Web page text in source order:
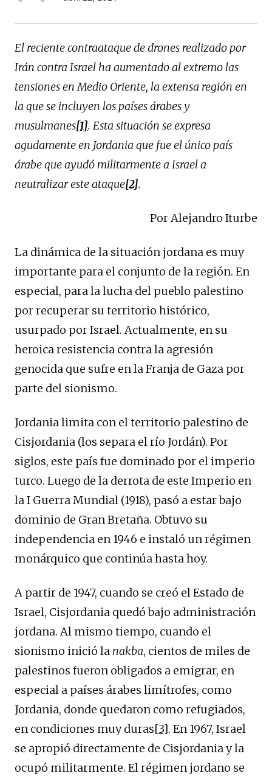
El reciente contraataque de drones realizado por
Irán contra Israel ha aumentado al extremo las
tensiones en Medio Oriente, la extensa región en
la que se incluyen los países árabes y
musulmanes[1]. Esta situación se expresa
agudamente en Jordania que fue el único país
árabe que ayudó militarmente a Israel a
neutralizar este ataque[2].
Por Alejandro Iturbe
La dinámica de la situación jordana es muy
importante para el conjunto de la región. En
especial, para la lucha del pueblo palestino
por recuperar su territorio histórico,
usurpado por Israel. Actualmente, en su
heroica resistencia contra la agresión
genocida que sufre en la Franja de Gaza por
parte del sionismo.
Jordania limita con el territorio palestino de
Cisjordania (los separa el río Jordán). Por
siglos, este país fue dominado por el imperio
turco. Luego de la derrota de este Imperio en
la I Guerra Mundial (1918), pasó a estar bajo
dominio de Gran Bretaña. Obtuvo su
independencia en 1946 e instaló un régimen
monárquico que continúa hasta hoy.
A partir de 1947, cuando se creó el Estado de
Israel, Cisjordania quedó bajo administración
jordana. Al mismo tiempo, cuando el
sionismo inició la nakba, cientos de miles de
palestinos fueron obligados a emigrar, en
especial a países árabes limítrofes, como
Jordania, donde quedaron como refugiados,
en condiciones muy duras[3]. En 1967, Israel
se apropió directamente de Cisjordania y la
ocupó militarmente. El régimen jordano se